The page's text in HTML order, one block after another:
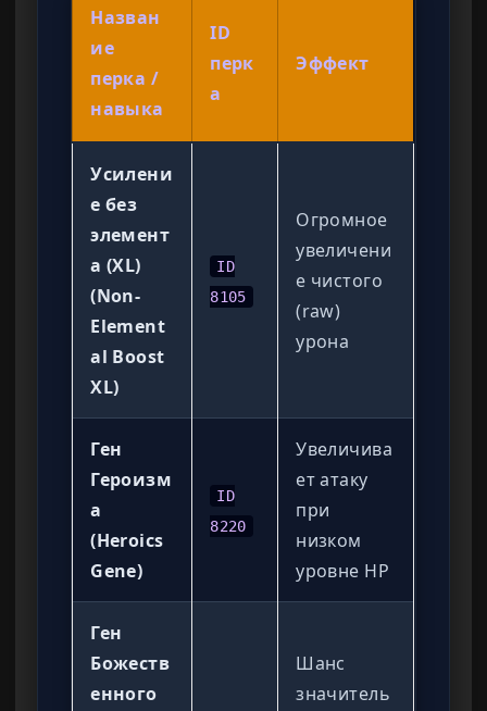
Назван
ие
перка /
навыка
ID
перк
а
Эффект
Усилени
е без
элемент
а (XL)
(Non-
Element
al Boost
XL)
ID
8105
Огромное
увеличени
е чистого
(raw)
урона
Ген
Героизм
а
(Heroics
Gene)
ID
8220
Увеличива
ет атаку
при
низком
уровне HP
Ген
Божеств
енного
Шанс
значитель